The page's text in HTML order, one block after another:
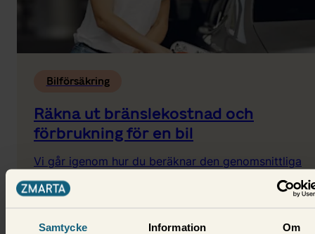
Samtycke Information Om
Bilförsäkring
Räkna ut bränslekostnad och
förbrukning för en bil
Vi går igenom hur du beräknar den genomsnittliga
bränsleförbrukningen för din bil.
3 december 2024,